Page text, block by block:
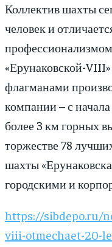
Коллектив шахты
человек и
«Ерунаковской-
флагманами
компании – с
более 3 км горных
торжестве 78
шахты
городскими и
https://sibdepo.ru/
viii-otmechaet-20-